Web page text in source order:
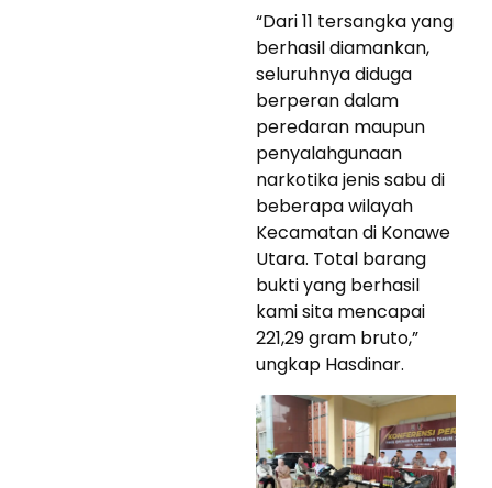
“Dari 11 tersangka yang
berhasil diamankan,
seluruhnya diduga
berperan dalam
peredaran maupun
penyalahgunaan
narkotika jenis sabu di
beberapa wilayah
Kecamatan di Konawe
Utara. Total barang
bukti yang berhasil
kami sita mencapai
221,29 gram bruto,”
ungkap Hasdinar.